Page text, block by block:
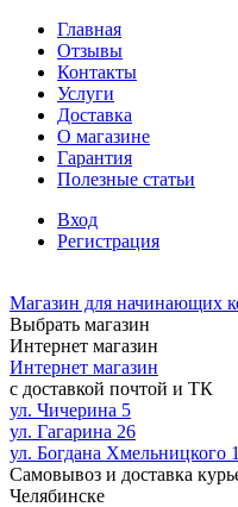
Главная
Отзывы
Контакты
Услуги
Доставка
О магазине
Гарантия
Полезные статьи
Вход
Регистрация
Магазин для начинающих
Выбрать магазин
Интернет магазин
Интернет магазин
с доставкой почтой и ТК
ул. Чичерина 5
ул. Гагарина 26
ул. Богдана Хмельницкого
Самовывоз и доставка
Челябинске